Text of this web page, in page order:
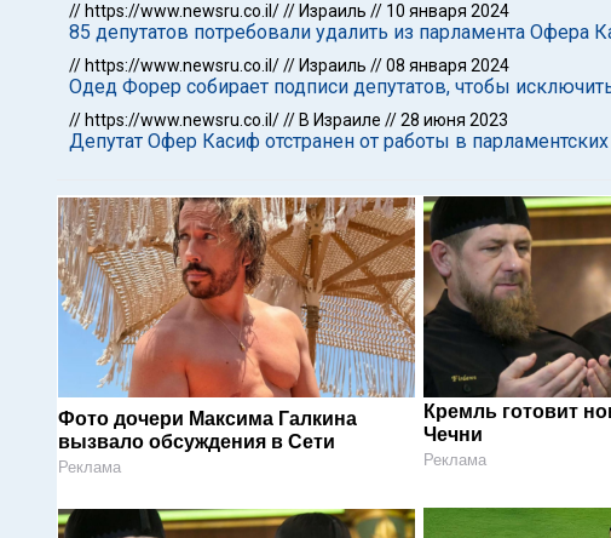
// https://www.newsru.co.il/// Израиль // 10 января 2024
85 депутатов потребовали удалить из парламента Офера
// https://www.newsru.co.il/// Израиль //08 января 2024
Одед Форер собирает подписи депутатов, чтобы
// https://www.newsru.co.il/// В Израиле //28 июня 2023
Депутат Офер Касиф отстранен от работы в
Фото дочери Максима Галкина
вызвало обсуждения в Сети
Реклама
Кремль готовит
Чечни
Реклама